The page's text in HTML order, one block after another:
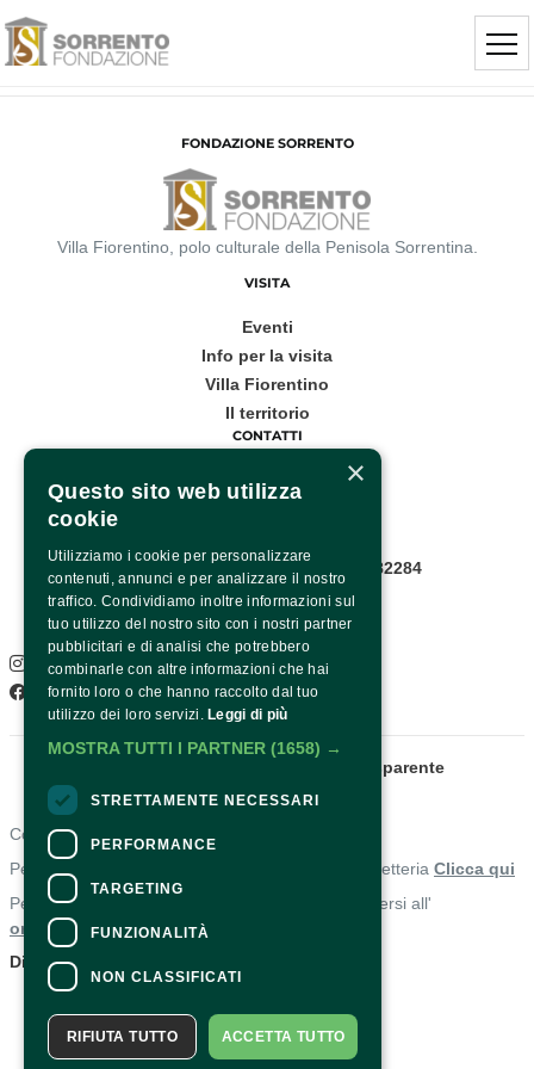
FONDAZIONE SORRENTO
Villa Fiorentino, polo culturale della Penisola Sorrentina.
VISITA
Eventi
Info per la visita
Villa Fiorentino
Il territorio
CONTATTI
Corso Italia, 53
Infopoint WhatsApp: +39 081 8782284
Pagina contatti
SOCIAL
Instagram
Facebook
Amministrazione trasparente
Contatti
Per informazioni e supporto all'acquisto della biglietteria Clicca qui
Per informazioni sul programma e l'evento, rivolgersi all'
organizzatore.
Dichiarazione di accessibilità
×
Questo sito web utilizza
cookie
Utilizziamo i cookie per personalizzare
contenuti, annunci e per analizzare il nostro
traffico. Condividiamo inoltre informazioni sul
tuo utilizzo del nostro sito con i nostri partner
pubblicitari e di analisi che potrebbero
combinarle con altre informazioni che hai
fornito loro o che hanno raccolto dal tuo
utilizzo dei loro servizi. Leggi di più
MOSTRA TUTTI I PARTNER (1658) →
STRETTAMENTE NECESSARI
PERFORMANCE
TARGETING
FUNZIONALITÀ
NON CLASSIFICATI
ACCETTA TUTTO
RIFIUTA TUTTO